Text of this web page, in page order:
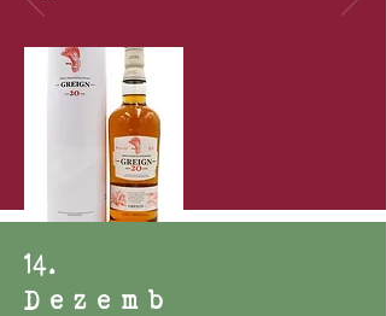
14.
Dezemb